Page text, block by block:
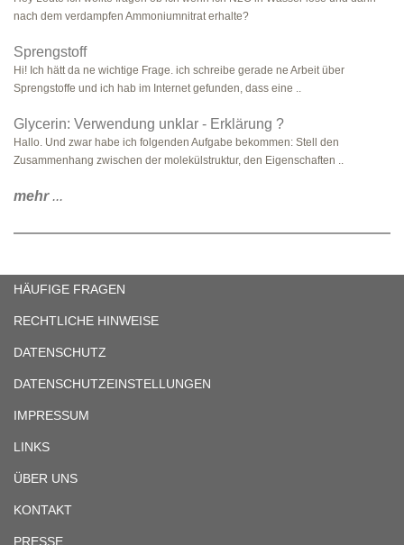
nach dem verdampfen Ammoniumnitrat erhalte?
Sprengstoff
Hi! Ich hätt da ne wichtige Frage. ich schreibe gerade ne Arbeit über
Sprengstoffe und ich hab im Internet gefunden, dass eine ..
Glycerin: Verwendung unklar - Erklärung ?
Hallo. Und zwar habe ich folgenden Aufgabe bekommen: Stell den
Zusammenhang zwischen der molekülstruktur, den Eigenschaften ..
mehr...
HÄUFIGE FRAGEN
RECHTLICHE HINWEISE
DATENSCHUTZ
DATENSCHUTZEINSTELLUNGEN
IMPRESSUM
LINKS
ÜBER UNS
KONTAKT
PRESSE